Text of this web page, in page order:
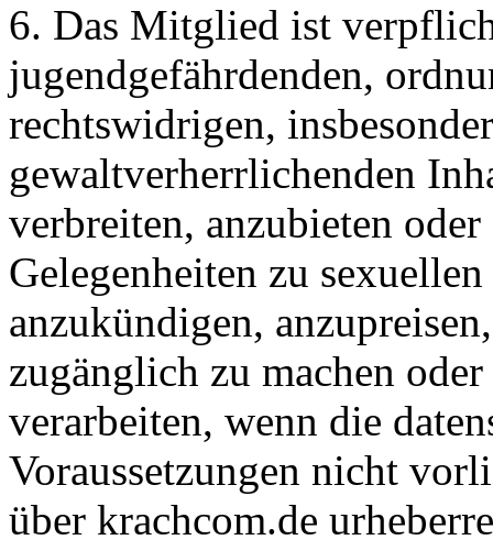
6. Das Mitglied ist
jugendgefährdenden,
rechtswidrigen,
gewaltverherrlichenden
verbreiten, anzubieten
Gelegenheiten zu
anzukündigen,
zugänglich zu machen
verarbeiten, wenn die
Voraussetzungen nicht
über krachcom.de